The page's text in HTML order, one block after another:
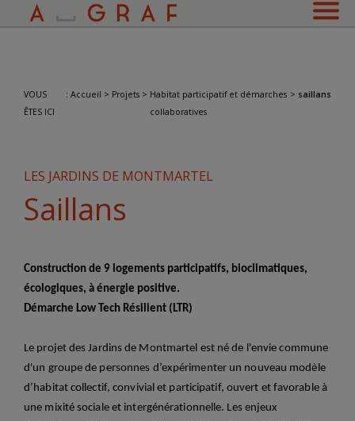
VOUS
ÊTES ICI
: Accueil > Projets> Habitat participatif et démarches
collaboratives
> saillans
LES JARDINS DE MONTMARTEL
Saillans
Construction de 9 logements participatifs, bioclimatiques,
écologiques, à énergie positive.
Démarche Low Tech Résilient (LTR)
Le projet des Jardins de Montmartel est né de l'envie commune
d'un groupe de personnes d’expérimenter un nouveau modèle
d’habitat collectif,convivial et participatif, ouvert et favorable à
une mixité sociale et intergénérationnelle. Les enjeux